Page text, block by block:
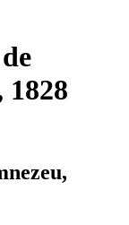
1828